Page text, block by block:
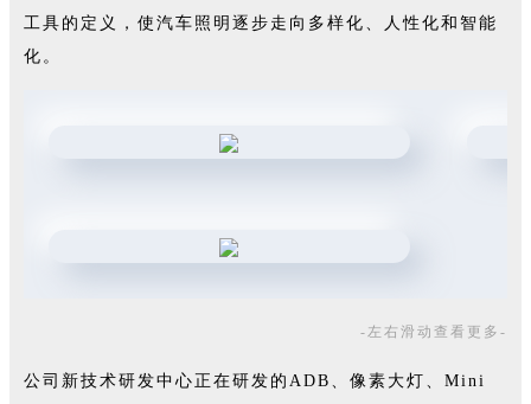
工具的定义，使汽车照明逐步走向多样化、人性化和智能
化。
-左右滑动查看更多-
公司新技术研发中心正在研发的ADB、像素大灯、Mini